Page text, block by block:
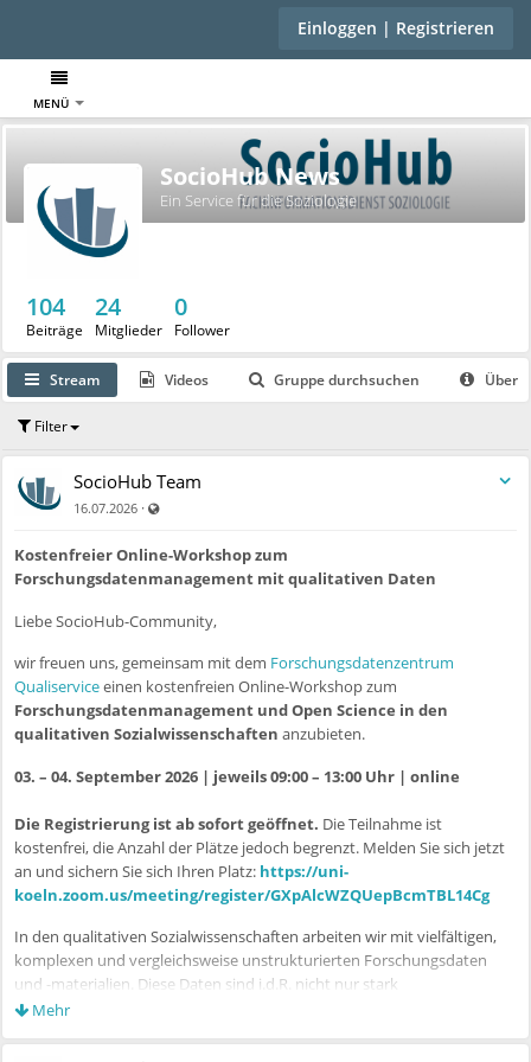
Einloggen | Registrieren
MENÜ
SocioHub News
Ein Service für die Soziologie
104
Beiträge
24
Mitglieder
0
Follower
Stream Videos Gruppe durchsuchen Über
Filter
SocioHub Team
16.07.2026 ·
Kostenfreier Online-Workshop zum
Forschungsdatenmanagement mit qualitativen Daten
Liebe SocioHub-Community,
wir freuen uns, gemeinsam mit dem Forschungsdatenzentrum
Qualiserviceeinen kostenfreien Online-Workshop zum
Forschungsdatenmanagement und Open Science in den
qualitativen Sozialwissenschaften anzubieten.
03. – 04. September 2026 | jeweils 09:00 – 13:00 Uhr | online
Die Registrierung ist ab sofort geöffnet. Die Teilnahme ist
kostenfrei, die Anzahl der Plätze jedoch begrenzt. Melden Sie sich jetzt
an und sichern Sie sich Ihren Platz: https://uni-
koeln.zoom.us/meeting/register/GXpAlcWZQUepBcmTBL14Cg
In den qualitativen Sozialwissenschaften arbeiten wir mit vielfältigen,
komplexen und vergleichsweise unstrukturierten Forschungsdaten
und -materialien. Diese Daten sind i.d.R. nicht nur stark
kontextgebunden, sondern auch sehr reichhaltig, u.a. weil sie meistens
Mehr